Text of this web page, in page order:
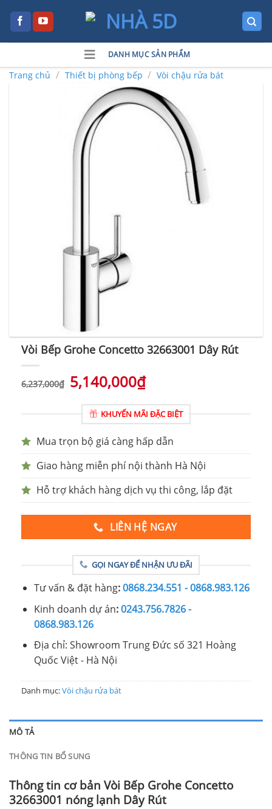
DANH MỤC SẢN PHẨM
Trang chủ / Thiết bị phòng bếp / Vòi chậu rửa bát
Vòi Bếp Grohe Concetto 32663001 Dây Rút
6,237,000₫ 5,140,000₫
KHUYẾN MÃI ĐẶC BIỆT
Mua trọn bộ giá càng hấp dẫn
Giao hàng miễn phí nội thành Hà Nội
Hỗ trợ khách hàng dịch vụ thi công, lắp đặt
LIÊN HỆ NGAY
GỌI NGAY ĐỂ NHẬN ƯU ĐÃI
Tư vấn & đặt hàng:0868.234.551 - 0868.983.126
Kinh doanh dự án:0243.756.7826 -
0868.983.126
Địa chỉ: Showroom Trung Đức số 321 Hoàng
Quốc Việt - Hà Nội
Danh mục:Vòi chậu rửa bát
MÔ TẢ
THÔNG TIN BỔ SUNG
Thông tin cơ bản Vòi Bếp Grohe Concetto
32663001 nóng lạnh Dây Rút